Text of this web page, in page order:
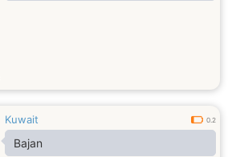
Kuwait 0.2
Bajan